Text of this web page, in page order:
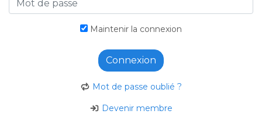
Maintenir la connexion
Connexion
Mot de passe oublié ?
Devenir membre